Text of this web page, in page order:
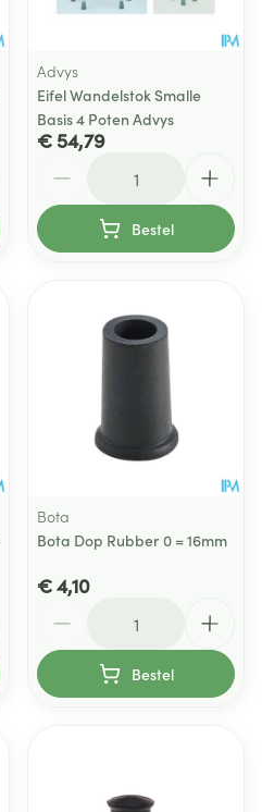
Advys
Eifel Wandelstok Smalle
Basis 4 Poten Advys
€ 54,79
Bestel
Bota
Bota Dop Rubber 0 = 16mm
€ 4,10
Bestel